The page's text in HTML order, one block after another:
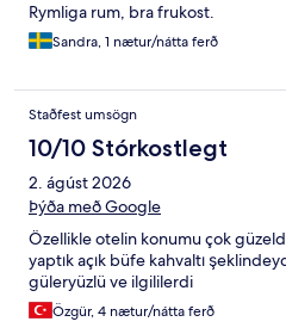
Rymliga rum, bra frukost.
Sandra, 1 nætur/nátta ferð
Staðfest umsögn
10/10 Stórkostlegt
2. ágúst 2026
Þýða með Google
Özellikle otelin konumu çok
yaptık açık büfe kahvaltı
güleryüzlü ve ilgililerdi
Özgür, 4 nætur/nátta ferð